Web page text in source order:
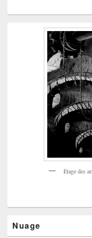
Étage des
Nuage